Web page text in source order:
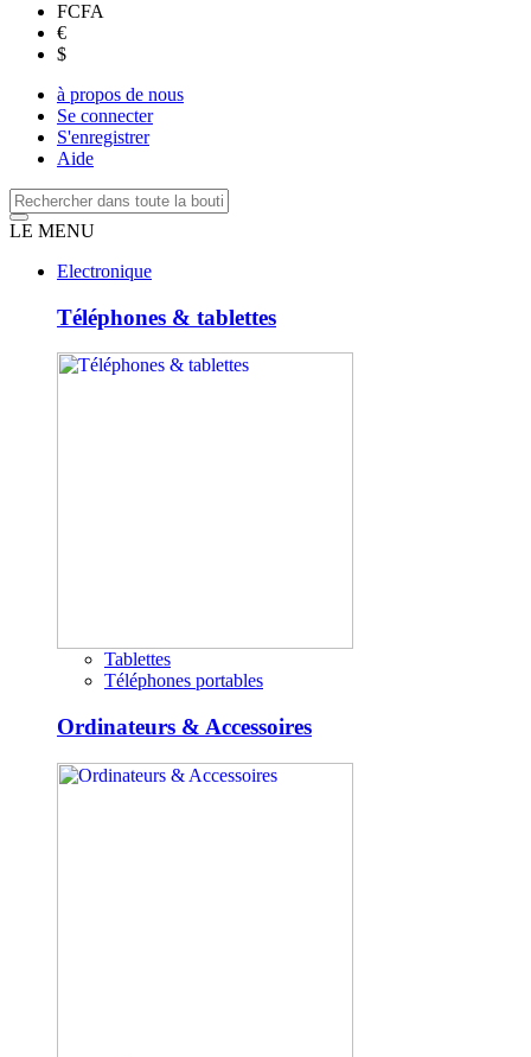
FCFA
€
$
à propos de nous
Se connecter
S'enregistrer
Aide
LE MENU
Electronique
Téléphones & tablettes
Tablettes
Téléphones portables
Ordinateurs & Accessoires